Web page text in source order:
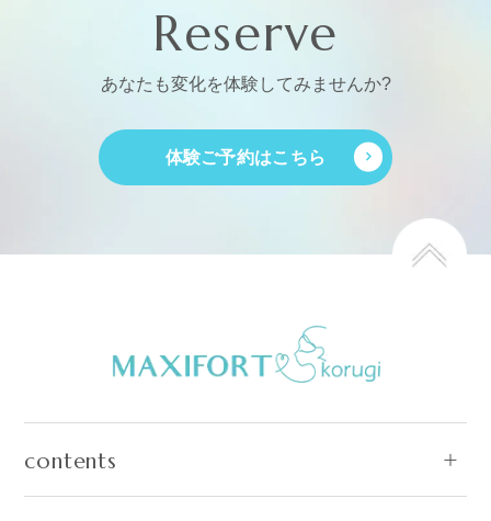
Reserve
あなたも変化を体験してみませんか?
体験ご予約はこちら
contents